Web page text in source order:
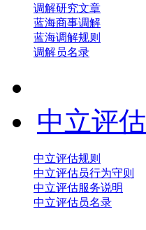
调解研究文章
蓝海商事调解
蓝海调解规则
调解员名录
中立评估
中立评估规则
中立评估员行为守则
中立评估服务说明
中立评估员名录